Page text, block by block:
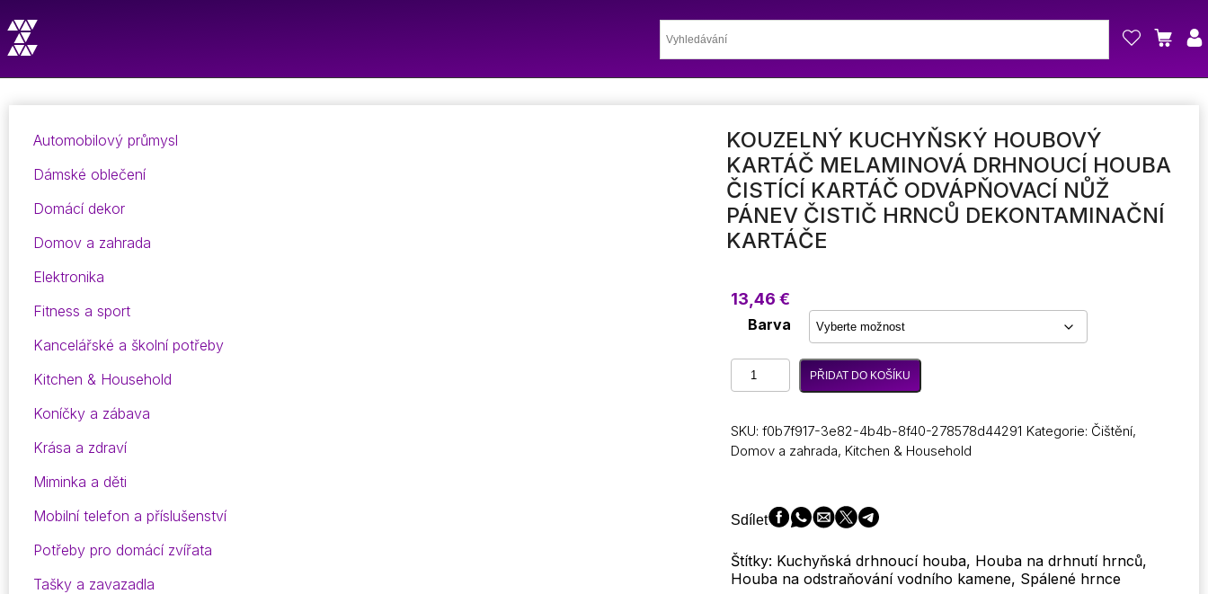
Automobilový průmysl
Dámské oblečení
Domácí dekor
Domov a zahrada
Elektronika
Fitness a sport
Kancelářské a školní potřeby
Kitchen & Household
Koníčky a zábava
Krása a zdraví
Miminka a děti
Mobilní telefon a příslušenství
Potřeby pro domácí zvířata
Tašky a zavazadla
KOUZELNÝ KUCHYŇSKÝ HOUBOVÝ
KARTÁČ MELAMINOVÁ DRHNOUCÍ HOUBA
ČISTÍCÍ KARTÁČ ODVÁPŇOVACÍ NŮŽ
PÁNEV ČISTIČ HRNCŮ DEKONTAMINAČNÍ
KARTÁČE
13,46 €
Barva
Kouzelný
kuchyňský
Melaminová
drhnoucí
kartáč
Odvápňovací
Pánev
Čistič
PŘIDAT DO KOŠÍKU
SKU: f0b7f917-3e82-4b4b-8f40-278578d44291 Kategorie: Čištění,
Domov a zahrada, Kitchen & Household
Sdílet
Štítky: Kuchyňská drhnoucí houba, Houba na drhnutí hrnců,
Houba na odstraňování vodního kamene, Spálené hrnce